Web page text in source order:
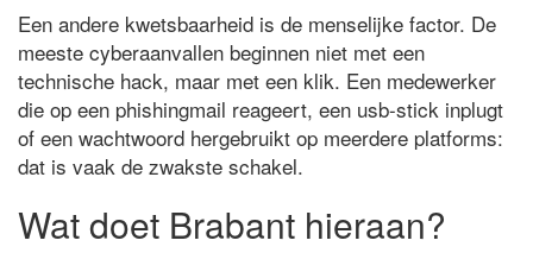
Een andere kwetsbaarheid is de menselijke factor. De
meeste cyberaanvallen beginnen niet met een
technische hack, maar met een klik. Een medewerker
die op een phishingmail reageert, een usb-stick inplugt
of een wachtwoord hergebruikt op meerdere platforms:
dat is vaak de zwakste schakel.
Wat doet Brabant hieraan?